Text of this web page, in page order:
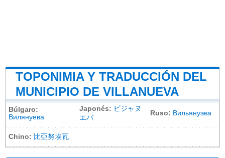
TOPONIMIA Y TRADUCCIÓN DEL
MUNICIPIO DE VILLANUEVA
Búlgaro:
Вилянуева
Japonés: ビジャヌ
エバ
Ruso: Вильянуэва
Chino: 比亞努埃瓦